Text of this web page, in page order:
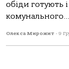
обіди готують
комунального...
Олекса Мирожит - 9